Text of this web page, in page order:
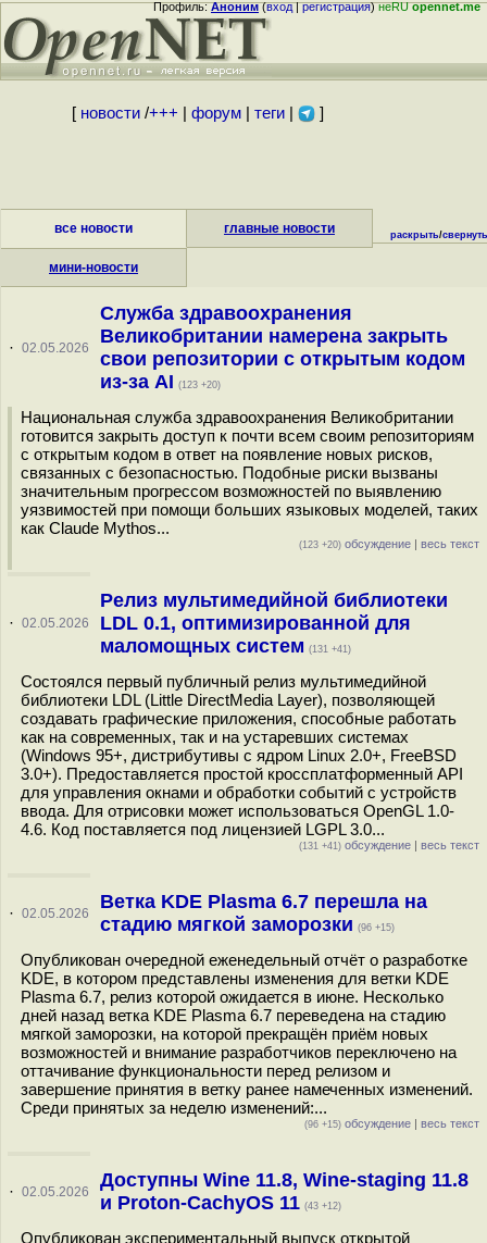
Профиль:Аноним(вход|регистрация)неRUopennet.me
[ новости/+++ форум| теги| ]
все новости главные новости
мини-новости
раскрыть/свернуть
· 02.05.2026
Служба здравоохранения
Великобритании намерена закрыть
свои репозитории с открытым кодом
из-за AI (123 +20)
Национальная служба здравоохранения Великобритании
готовится закрыть доступ к почти всем своим репозиториям
с открытым кодом в ответ на появление новых рисков,
связанных с безопасностью. Подобные риски вызваны
значительным прогрессом возможностей по выявлению
уязвимостей при помощи больших языковых моделей, таких
как Claude Mythos...
(123 +20) обсуждение | весь текст
· 02.05.2026
Релиз мультимедийной библиотеки
LDL 0.1, оптимизированной для
маломощных систем (131 +41)
Состоялся первый публичный релиз мультимедийной
библиотеки LDL (Little DirectMedia Layer), позволяющей
создавать графические приложения, способные работать
как на современных, так и на устаревших системах
(Windows 95+, дистрибутивы с ядром Linux 2.0+, FreeBSD
3.0+). Предоставляется простой кроссплатформенный API
для управления окнами и обработки событий с устройств
ввода. Для отрисовки может использоваться OpenGL 1.0-
4.6. Код поставляется под лицензией LGPL 3.0...
(131 +41) обсуждение | весь текст
· 02.05.2026
Ветка KDE Plasma 6.7 перешла на
стадию мягкой заморозки (96 +15)
Опубликован очередной еженедельный отчёт о разработке
KDE, в котором представлены изменения для ветки KDE
Plasma 6.7, релиз которой ожидается в июне. Несколько
дней назад ветка KDE Plasma 6.7 переведена на стадию
мягкой заморозки, на которой прекращён приём новых
возможностей и внимание разработчиков переключено на
оттачивание функциональности перед релизом и
завершение принятия в ветку ранее намеченных изменений.
Среди принятых за неделю изменений:...
(96 +15) обсуждение | весь текст
· 02.05.2026
Доступны Wine 11.8, Wine-staging 11.8
и Proton-CachyOS 11 (43 +12)
Опубликован экспериментальный выпуск открытой